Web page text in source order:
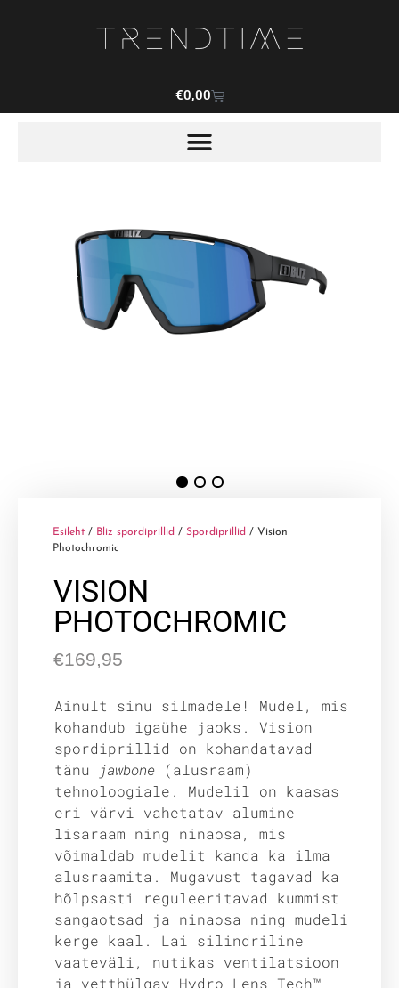
€0,00
Esileht / Bliz spordiprillid / Spordiprillid / Vision
Photochromic
VISION
PHOTOCHROMIC
€169,95
Ainult sinu silmadele! Mudel, mis
kohandub igaühe jaoks. Vision
spordiprillid on kohandatavad
tänu
jawbone (alusraam)
tehnoloogiale. Mudelil on kaasas
eri värvi vahetatav alumine
lisaraam ning ninaosa, mis
võimaldab mudelit kanda ka ilma
alusraamita. Mugavust tagavad ka
hõlpsasti reguleeritavad kummist
sangaotsad ja ninaosa ning mudeli
kerge kaal. Lai silindriline
vaateväli, nutikas ventilatsioon
ja vetthülgav Hydro Lens Tech™